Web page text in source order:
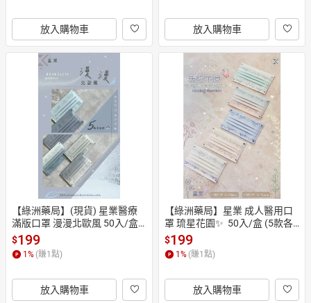
放入購物車 放入購物車
【綠洲藥局】(現貨) 星業醫療
滿版口罩 漫漫北歐風 50入/盒
(5款各10入)
$199
1% (賺1點)
放入購物車
【綠洲藥局】星業 成人醫用口
罩 琉星花園✨  50入/盒 (5款各1
0入)
$199
1% (賺1點)
放入購物車